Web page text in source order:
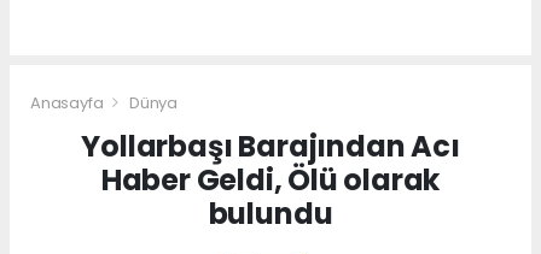
Anasayfa Dünya
Yollarbaşı Barajından Acı
Haber Geldi, Ölü olarak
bulundu